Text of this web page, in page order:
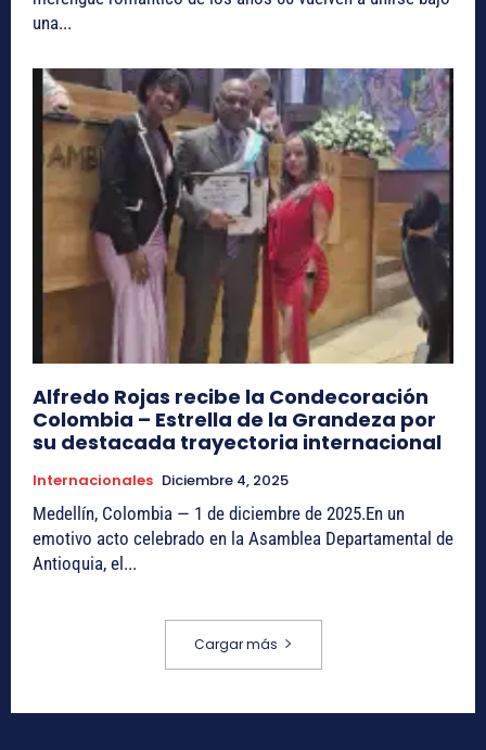
una...
Alfredo Rojas recibe la Condecoración
Colombia – Estrella de la Grandeza por
su destacada trayectoria internacional
Internacionales Diciembre 4, 2025
Medellín, Colombia — 1 de diciembre de 2025.En un
emotivo acto celebrado en la Asamblea Departamental de
Antioquia, el...
Cargar más